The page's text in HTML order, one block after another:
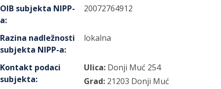
OIB subjekta NIPP-
a:
20072764912
Razina nadležnosti
subjekta NIPP-a:
lokalna
Kontakt podaci
subjekta:
Ulica: Donji Muć 254
Grad: 21203 Donji Muć